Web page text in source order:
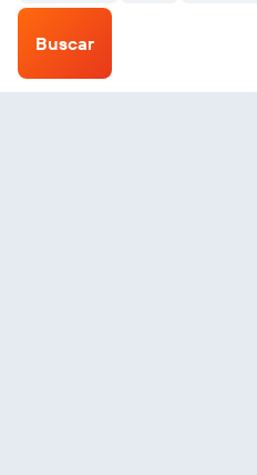
Buscar